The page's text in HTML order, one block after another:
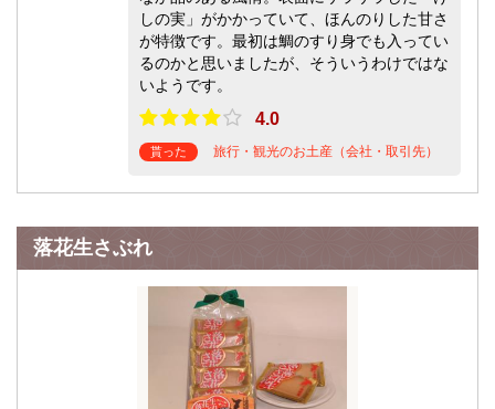
しの実」がかかっていて、ほんのりした甘さ
が特徴です。最初は鯛のすり身でも入ってい
るのかと思いましたが、そういうわけではな
いようです。
4.0
貰った 旅行・観光のお土産（会社・取引先）
落花生さぶれ